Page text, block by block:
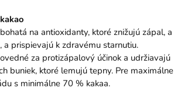
na antioxidanty, ktoré znižujú zápal, a
a prispievajú k zdravému starnutiu.
za protizápalový účinok a udržiavajú
buniek, ktoré lemujú tepny. Pre maximálne
s minimálne 70 % kakaa.